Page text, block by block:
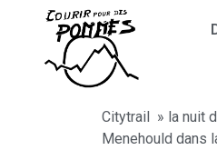
Citytrail » la nuit
Menehould dans